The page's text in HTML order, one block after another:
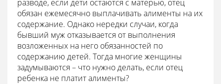
разводе, если дети остаются с матерью, отец
обязан ежемесячно выплачивать алименты на их
содержание. Однако нередки случаи, когда
бывший муж отказывается от выполнения
возложенных на него обязанностей по
содержанию детей. Тогда многие женщины
задумываются – что нужно делать, если отец
ребенка не платит алименты?